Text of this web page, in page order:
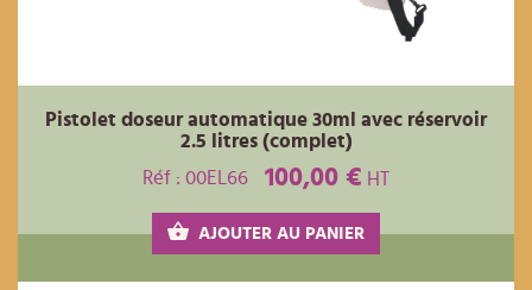
Pistolet doseur automatique 30ml avec réservoir
2.5 litres (complet)
Réf : 00EL66
100,00 € HT
AJOUTER AU PANIER